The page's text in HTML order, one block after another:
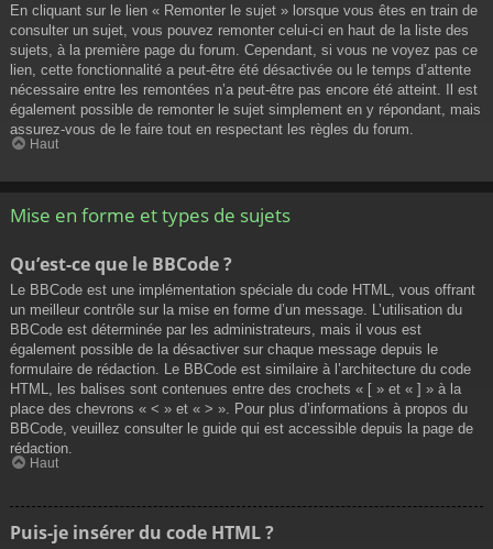
En cliquant sur le lien « Remonter le sujet » lorsque vous êtes en train de
consulter un sujet, vous pouvez remonter celui-ci en haut de la liste des
sujets, à la première page du forum. Cependant, si vous ne voyez pas ce
lien, cette fonctionnalité a peut-être été désactivée ou le temps d’attente
nécessaire entre les remontées n’a peut-être pas encore été atteint. Il est
également possible de remonter le sujet simplement en y répondant, mais
assurez-vous de le faire tout en respectant les règles du forum.
Haut
Mise en forme et types de sujets
Qu’est-ce que le BBCode ?
Le BBCode est une implémentation spéciale du code HTML, vous offrant
un meilleur contrôle sur la mise en forme d’un message. L’utilisation du
BBCode est déterminée par les administrateurs, mais il vous est
également possible de la désactiver sur chaque message depuis le
formulaire de rédaction. Le BBCode est similaire à l’architecture du code
HTML, les balises sont contenues entre des crochets « [ » et « ] » à la
place des chevrons « < » et « > ». Pour plus d’informations à propos du
BBCode, veuillez consulter le guide qui est accessible depuis la page de
rédaction.
Haut
Puis-je insérer du code HTML ?